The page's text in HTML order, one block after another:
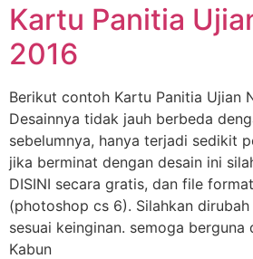
Kartu Panitia
2016
Berikut contoh Kartu Panitia Ujian
Desainnya tidak jauh berbeda
sebelumnya, hanya terjadi sedikit
jika berminat dengan desain ini
DISINI secara gratis, dan file
(photoshop cs 6). Silahkan
sesuai keinginan. semoga berguna
Kabun